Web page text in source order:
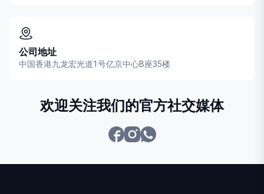
公司地址
中国香港九龙宏光道1号亿京中心B座35楼
欢迎关注我们的官方社交媒体